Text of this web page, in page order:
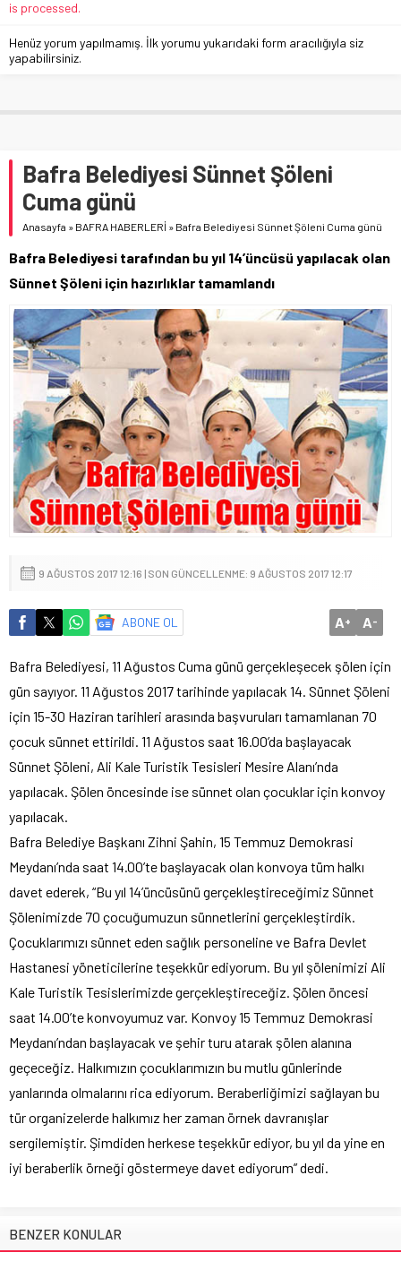
is processed.
Henüz yorum yapılmamış. İlk yorumu yukarıdaki form aracılığıyla siz
yapabilirsiniz.
Bafra Belediyesi Sünnet Şöleni
Cuma günü
Anasayfa » BAFRA HABERLERİ » Bafra Belediyesi Sünnet Şöleni Cuma günü
Bafra Belediyesi tarafından bu yıl 14’üncüsü yapılacak olan
Sünnet Şöleni için hazırlıklar tamamlandı
9 AĞUSTOS 2017 12:16 | SON GÜNCELLENME: 9 AĞUSTOS 2017 12:17
ABONE OL A+ A-
Bafra Belediyesi, 11 Ağustos Cuma günü gerçekleşecek şölen için
gün sayıyor. 11 Ağustos 2017 tarihinde yapılacak 14. Sünnet Şöleni
için 15-30 Haziran tarihleri arasında başvuruları tamamlanan 70
çocuk sünnet ettirildi. 11 Ağustos saat 16.00’da başlayacak
Sünnet Şöleni, Ali Kale Turistik Tesisleri Mesire Alanı’nda
yapılacak. Şölen öncesinde ise sünnet olan çocuklar için konvoy
yapılacak.
Bafra Belediye Başkanı Zihni Şahin, 15 Temmuz Demokrasi
Meydanı’nda saat 14.00’te başlayacak olan konvoya tüm halkı
davet ederek, “Bu yıl 14’üncüsünü gerçekleştireceğimiz Sünnet
Şölenimizde 70 çocuğumuzun sünnetlerini gerçekleştirdik.
Çocuklarımızı sünnet eden sağlık personeline ve Bafra Devlet
Hastanesi yöneticilerine teşekkür ediyorum. Bu yıl şölenimizi Ali
Kale Turistik Tesislerimizde gerçekleştireceğiz. Şölen öncesi
saat 14.00’te konvoyumuz var. Konvoy 15 Temmuz Demokrasi
Meydanı’ndan başlayacak ve şehir turu atarak şölen alanına
geçeceğiz. Halkımızın çocuklarımızın bu mutlu günlerinde
yanlarında olmalarını rica ediyorum. Beraberliğimizi sağlayan bu
tür organizelerde halkımız her zaman örnek davranışlar
sergilemiştir. Şimdiden herkese teşekkür ediyor, bu yıl da yine en
iyi beraberlik örneği göstermeye davet ediyorum” dedi.
BENZER KONULAR